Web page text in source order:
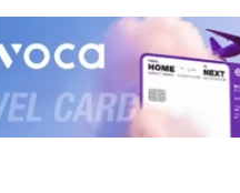
При поддержке Ucom